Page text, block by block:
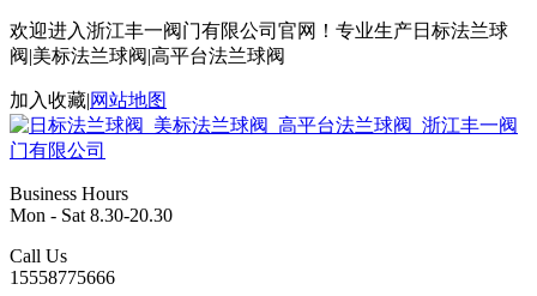
欢迎进入浙江丰一阀门有限公司官网！专业生产日标法兰球
阀|美标法兰球阀|高平台法兰球阀
加入收藏|网站地图
Business Hours
Mon - Sat 8.30-20.30
Call Us
15558775666